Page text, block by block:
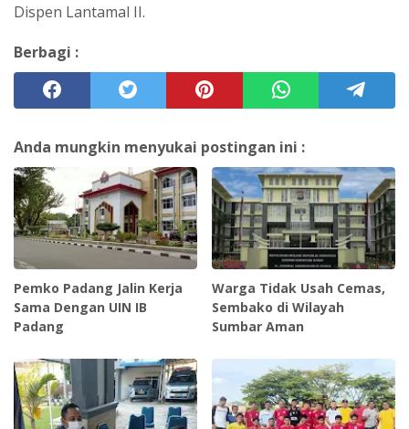
Dispen Lantamal II.
Berbagi :
Anda mungkin menyukai postingan ini :
Pemko Padang Jalin Kerja
Sama Dengan UIN IB
Padang
Warga Tidak Usah Cemas,
Sembako di Wilayah
Sumbar Aman